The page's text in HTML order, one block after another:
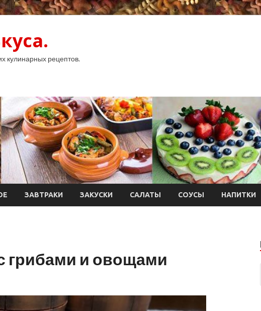
кулинарных рецептов.
ЗАВТРАКИ ЗАКУСКИ САЛАТЫ СОУСЫ НАПИТКИ
грибами и овощами